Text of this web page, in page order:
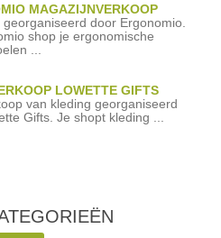
MAGAZIJNVERKOOP
georganiseerd door Ergonomio.
shop je ergonomische
...
LOWETTE GIFTS
van kleding georganiseerd
Gifts. Je shopt kleding ...